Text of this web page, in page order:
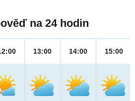
na 24 hodin
13:00 14:00 15:00